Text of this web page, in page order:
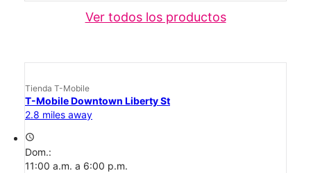
Ver todos los productos
Tienda T-Mobile
T-Mobile Downtown Liberty St
2.8 miles away
access_time
Dom.:
11:00 a.m. a 6:00 p.m.